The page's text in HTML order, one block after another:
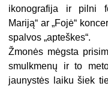
ikonografija ir pilni
Mariją“ ar „Fojė“
spalvos „apteškes“.
Žmonės mėgsta
smulkmenų ir to
jaunystės laiku šiek